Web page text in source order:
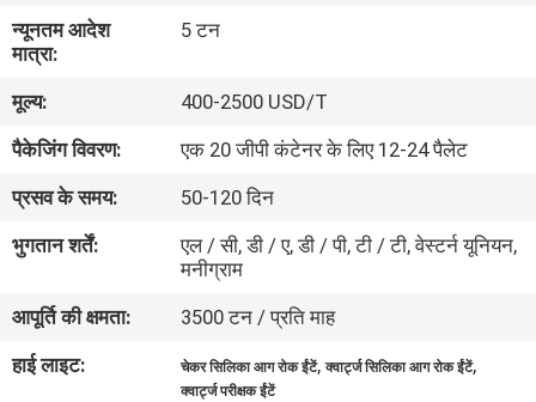
कारखाने
का
गुणवत्ता
हमसे
न्यूनतम आदेश
मात्रा:
5 टन
मूल्य:
400-2500 USD/T
पैकेजिंग विवरण:
एक 20 जीपी कंटेनर के लिए 12-24 पैलेट
प्रसव के समय:
50-120 दिन
भुगतान शर्तें:
एल / सी, डी / ए, डी / पी, टी / टी, वेस्टर्न यूनियन,
मनीग्राम
आपूर्ति की क्षमता:
3500 टन / प्रति माह
हाई लाइट:
चेकर सिलिका आग रोक ईंटें,क्वार्ट्ज सिलिका आग रोक ईंटें,
क्वार्ट्ज परीक्षक ईंटें